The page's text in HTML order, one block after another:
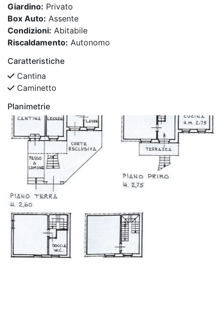
Giardino: Privato
Box Auto: Assente
Condizioni: Abitabile
Riscaldamento: Autonomo
Caratteristiche
Cantina
Caminetto
Planimetrie